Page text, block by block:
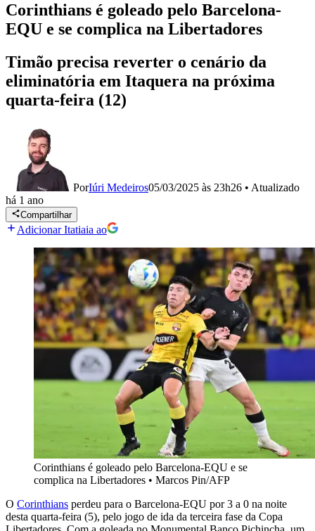
Corinthians é goleado pelo Barcelona-
EQU e se complica na Libertadores
Timão precisa reverter o cenário da
eliminatória em Itaquera na próxima
quarta-feira (12)
PorIúri Medeiros05/03/2025 às 23h26 • Atualizado
há 1 ano
Compartilhar
Adicionar Itatiaia ao
Corinthians é goleado pelo Barcelona-EQU e se
complica na Libertadores • Marcos Pin/AFP
O Corinthians perdeu para o Barcelona-EQU por 3 a 0 na noite
desta quarta-feira (5), pelo jogo de ida da terceira fase da Copa